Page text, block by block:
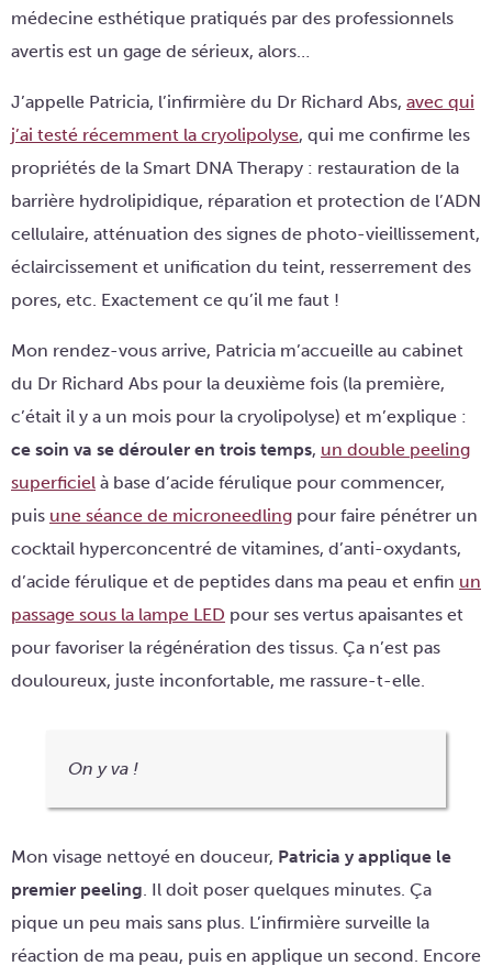
médecine esthétique pratiqués par des professionnels
avertis est un gage de sérieux, alors…
J’appelle Patricia, l’infirmière du Dr Richard Abs, avec qui
j’ai testé récemment la cryolipolyse, qui me confirme les
propriétés de la Smart DNA Therapy : restauration de la
barrière hydrolipidique, réparation et protection de l’ADN
cellulaire, atténuation des signes de photo-vieillissement,
éclaircissement et unification du teint, resserrement des
pores, etc. Exactement ce qu’il me faut !
Mon rendez-vous arrive, Patricia m’accueille au cabinet
du Dr Richard Abs pour la deuxième fois (la première,
c’était il y a un mois pour la cryolipolyse) et m’explique :
ce soin va se dérouler en trois temps, un double peeling
superficiel à base d’acide férulique pour commencer,
puis une séance de microneedling pour faire pénétrer un
cocktail hyperconcentré de vitamines, d’anti-oxydants,
d’acide férulique et de peptides dans ma peau et enfin un
passage sous la lampe LED pour ses vertus apaisantes et
pour favoriser la régénération des tissus. Ça n’est pas
douloureux, juste inconfortable, me rassure-t-elle.
On y va !
Mon visage nettoyé en douceur, Patricia y applique le
premier peeling . Il doit poser quelques minutes. Ça
pique un peu mais sans plus. L’infirmière surveille la
réaction de ma peau, puis en applique un second. Encore